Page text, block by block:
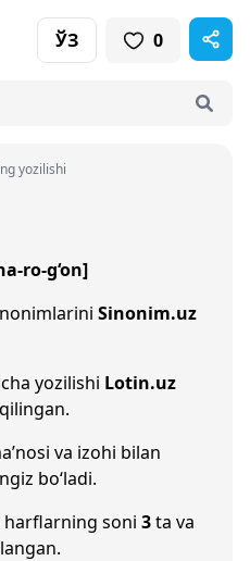
ЎЗ 0
yozilishi
ro-g‘on]
Sinonim.uz
yozilishi Lotin.uz
va izohi bilan
bo‘ladi.
harflarning soni 3ta va